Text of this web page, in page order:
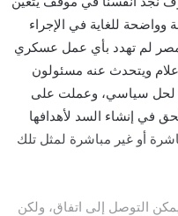
للغاية في الإجراء
مصر لم تهدد بأي عمل عسكري
ويتحدث عنه مسئولون
لحل سياسي، وعملت على
في إنشاء السد لأهدافها
أو غير مباشرة لمثل تلك
التوصل إلى اتفاق، ولكن